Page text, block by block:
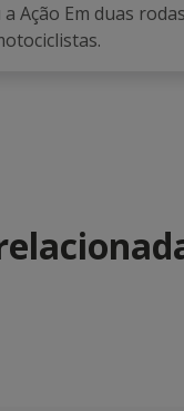
Ação Em duas